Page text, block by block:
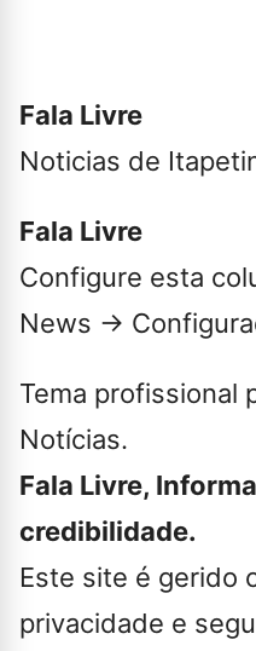
Fala Livre
Noticias de
Fala Livre
Configure esta
News →
Tema profissional
Notícias.
Fala Livre,
credibilidade.
Este site é gerido
privacidade e